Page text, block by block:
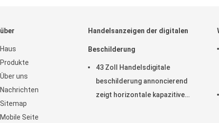
über
Haus
Produkte
Über uns
Nachrichten
Sitemap
Mobile Seite
Handelsanzeigen der digitalen
Beschilderung
43 Zoll Handelsdigitale
beschilderung annoncierend
zeigt horizontale kapazitive